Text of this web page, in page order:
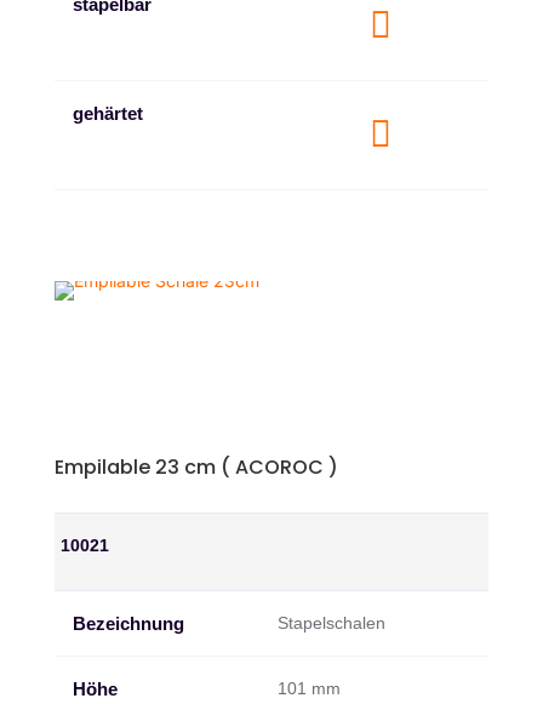
stapelbar

gehärtet

Empilable 23 cm ( ACOROC )
10021
Bezeichnung Stapelschalen
Höhe 101 mm